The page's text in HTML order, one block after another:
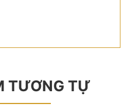
TƯƠNG TỰ